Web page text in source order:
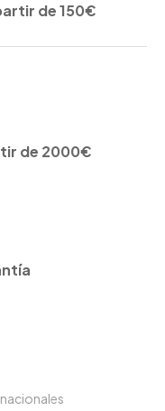
de 150€
de 2000€